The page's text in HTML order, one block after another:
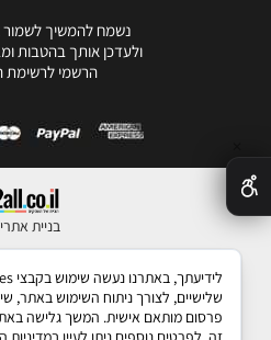
נשמח להמשיך
ולעדכן אותך בהטבות
הרשמי לרשימת
בניית
שלישיים, לצורך ניתוח השימוש באתר,
פרסום מותאם אישית. המשך גלישה